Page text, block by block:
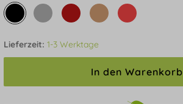
Lieferzeit: 1-3 Werktage
In den Warenkorb